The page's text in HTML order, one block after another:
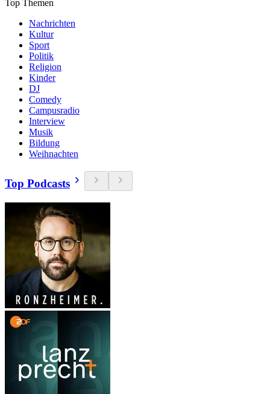
Top Themen
Nachrichten
Kultur
Sport
Politik
Religion
Kinder
DJ
Comedy
Campusradio
Interview
Musik
Bildung
Weihnachten
Top Podcasts